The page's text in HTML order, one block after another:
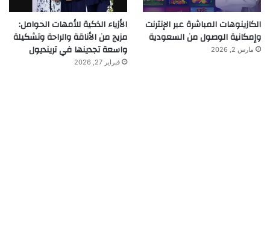
الكازينوهات المباشرة عبر الإنترنت
وإمكانية الوصول من السعودية
مارس 2, 2026
الأزياء الذكية للأمهات الحوامل:
مزيج من الأناقة والراحة وتشكيلة
واسعة تجدينها في ترينديول
فبراير 27, 2026